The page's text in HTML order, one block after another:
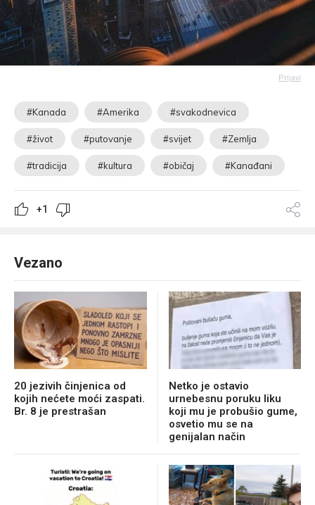
Prijavi
#Kanada #Amerika #svakodnevica
#život #putovanje #svijet #Zemlja
#tradicija #kultura #običaj #Kanađani
+1
Vezano
20 jezivih činjenica od
kojih nećete moći zaspati.
Br. 8 je prestrašan
Netko je ostavio
urnebesnu poruku liku
koji mu je probušio gume,
osvetio mu se na
genijalan način